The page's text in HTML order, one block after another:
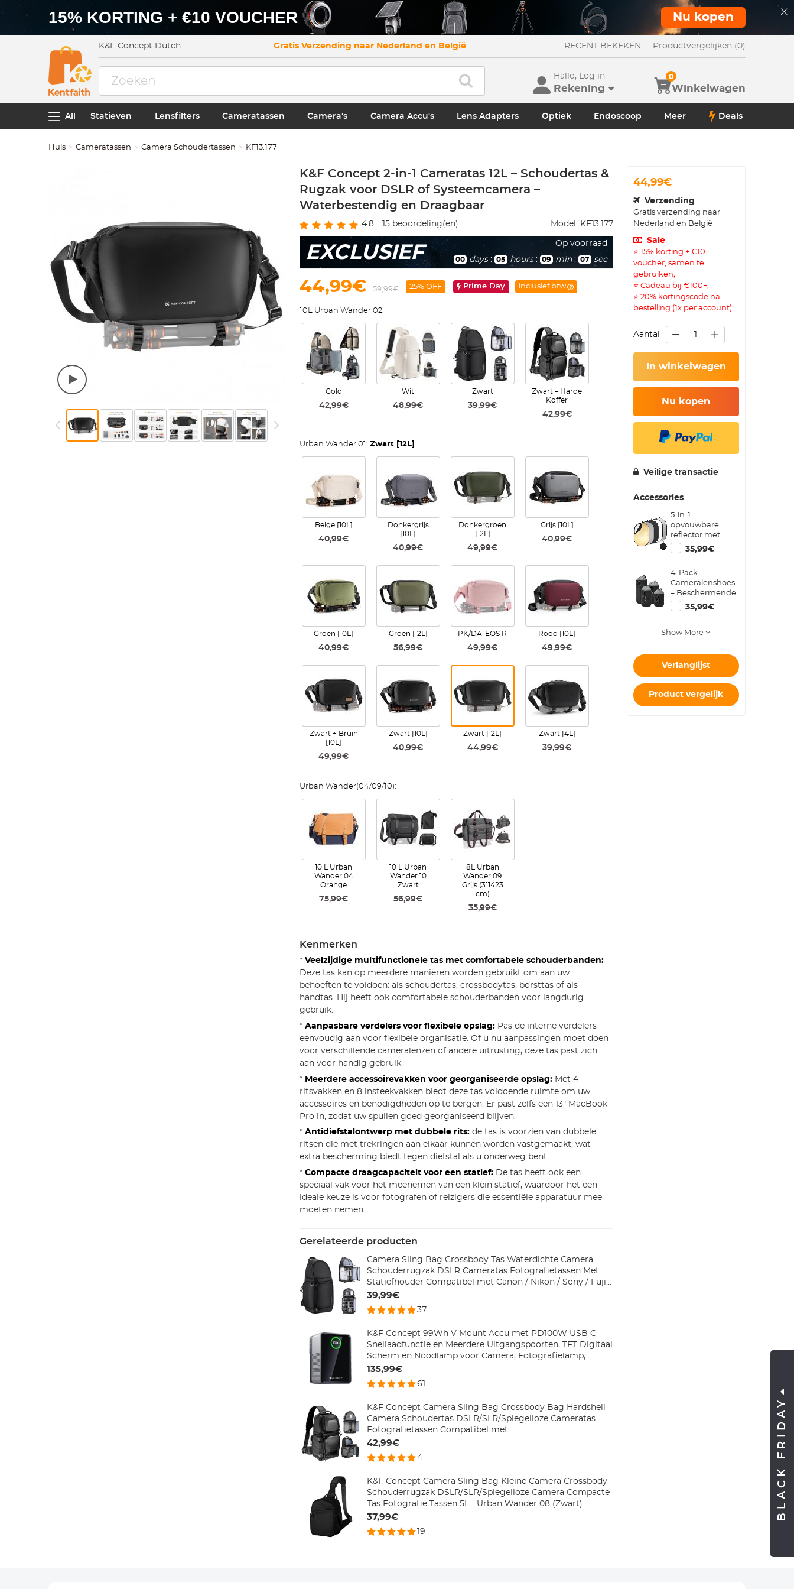
15% KORTING + €10 VOUCHER Nu kopen
K&F Concept Dutch Gratis Verzending naar Nederland en België RECENT BEKEKEN Productvergelijken (0)
Hallo, Log in
Rekening Winkelwagen
0
All Statieven Lensfilters Cameratassen Camera's Camera Accu's Lens Adapters Optiek Endoscoop Meer Deals
Huis Cameratassen Camera Schoudertassen KF13.177
K&F Concept 2-in-1 Cameratas 12L – Schoudertas &
Rugzak voor DSLR of Systeemcamera –
Waterbestendig en Draagbaar
4.8 15beoordeling(en) Model: KF13.177
EXCLUSIEF Op voorraad
00 days : 05 hours : 09 min : 05 sec
44,99€ 59,99€ 25% OFF Prime Day inclusief btw
10L Urban Wander 02:
Gold
42,99€
Wit
48,99€
Zwart
39,99€
Zwart – Harde
Koffer
42,99€
Urban Wander 01: Zwart [12L]
Beige [10L]
40,99€
Donkergrijs
[10L]
40,99€
Donkergroen
[12L]
49,99€
Grijs [10L]
40,99€
Groen [10L]
40,99€
Groen [12L]
56,99€
PK/DA-EOS R
49,99€
Rood [10L]
49,99€
Zwart + Bruin
[10L]
49,99€
Zwart [10L]
40,99€
Zwart [12L]
44,99€
Zwart [4L]
39,99€
Urban Wander(04/09/10):
10 L Urban
Wander 04
Orange
75,99€
10 L Urban
Wander 10
Zwart
56,99€
8L Urban
Wander 09
Grijs (311423
cm)
35,99€
Kenmerken
* Veelzijdige multifunctionele tas met comfortabele schouderbanden:
Deze tas kan op meerdere manieren worden gebruikt om aan uw
behoeften te voldoen: als schoudertas, crossbodytas, borsttas of als
handtas. Hij heeft ook comfortabele schouderbanden voor langdurig
gebruik.
* Aanpasbare verdelers voor flexibele opslag:Pas de interne verdelers
eenvoudig aan voor flexibele organisatie. Of u nu aanpassingen moet doen
voor verschillende cameralenzen of andere uitrusting, deze tas past zich
aan voor handig gebruik.
* Meerdere accessoirevakken voor georganiseerde opslag:Met 4
ritsvakken en 8 insteekvakken biedt deze tas voldoende ruimte om uw
accessoires en benodigdheden op te bergen. Er past zelfs een 13" MacBook
Pro in, zodat uw spullen goed georganiseerd blijven.
* Antidiefstalontwerp met dubbele rits:de tas is voorzien van dubbele
ritsen die met trekringen aan elkaar kunnen worden vastgemaakt, wat
extra bescherming biedt tegen diefstal als u onderweg bent.
* Compacte draagcapaciteit voor een statief:De tas heeft ook een
speciaal vak voor het meenemen van een klein statief, waardoor het een
ideale keuze is voor fotografen of reizigers die essentiële apparatuur mee
moeten nemen.
Gerelateerde producten
Camera Sling Bag Crossbody Tas Waterdichte Camera
Schouderrugzak DSLR Cameratas Fotografietassen Met
Statiefhouder Compatibel met Canon / Nikon / Sony / Fuji /
Gopro / DJI Nylon Materiaal
39,99€
37
K&F Concept 99Wh V Mount Accu met PD100W USB C
Snellaadfunctie en Meerdere Uitgangspoorten, TFT Digitaal
Scherm en Noodlamp voor Camera, Fotografielamp,
Smartphone, Laptop Etc
135,99€
61
K&F Concept Camera Sling Bag Crossbody Bag Hardshell
Camera Schoudertas DSLR/SLR/Spiegelloze Cameratas
Fotografietassen Compatibel met
Canon/Nikon/Sony/Fuji/Gopro/DJI
42,99€
4
K&F Concept Camera Sling Bag Kleine Camera Crossbody
Schouderrugzak DSLR/SLR/Spiegelloze Camera Compacte
Tas Fotografie Tassen 5L - Urban Wander 08 (Zwart)
37,99€
19
44,99€
Verzending
Gratis verzending naar
Nederland en België
Sale
⭐ 15% korting + €10
voucher, samen te
gebruiken;
⭐ Cadeau bij €100+;
⭐ 20% kortingscode na
bestelling (1x per account)
Aantal
In winkelwagen
Nu kopen
Veilige transactie
Accessories
5-in-1
opvouwbare
reflector met
draagtas, inclusief
goud, zilver,
reflecterend doek
en doorschijnend
diffusordoek
40"x60"
35,99€
4-Pack
Cameralenshoes
– Beschermende
Lenstas met
Trekkoord – voor
Lenzen van
Pentax, Sony &
Olympus
35,99€
Show More
Verlanglijst
Product vergelijk
BLACK FRIDAY